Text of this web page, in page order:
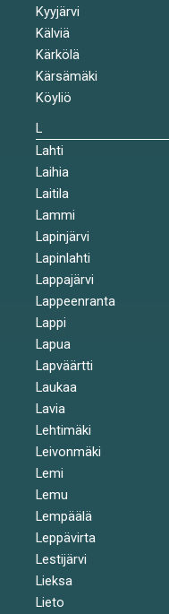
Kyyjärvi
Kälviä
Kärkölä
Kärsämäki
Köyliö
L
Lahti
Laihia
Laitila
Lammi
Lapinjärvi
Lapinlahti
Lappajärvi
Lappeenranta
Lappi
Lapua
Lapväärtti
Laukaa
Lavia
Lehtimäki
Leivonmäki
Lemi
Lemu
Lempäälä
Leppävirta
Lestijärvi
Lieksa
Lieto